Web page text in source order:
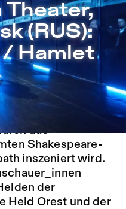
(RUS): Sociopath /
Theater,
(RUS):
Hamlet
Publikum und
das
Shakespeare-
inszeniert wird.
der
Held Orest und der